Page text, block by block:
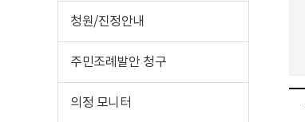
청원/진정안내
주민조례발안 청구
의정 모니터